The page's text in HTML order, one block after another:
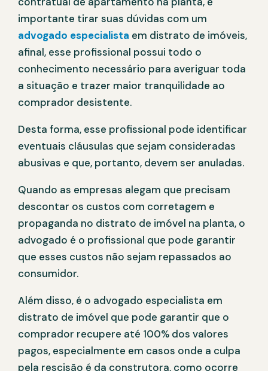
importante tirar suas dúvidas com um
advogado especialista em distrato de imóveis,
afinal, esse profissional possui todo o
conhecimento necessário para averiguar toda
a situação e trazer maior tranquilidade ao
comprador desistente.
Desta forma, esse profissional pode identificar
eventuais cláusulas que sejam consideradas
abusivas e que, portanto, devem ser anuladas.
Quando as empresas alegam que precisam
descontar os custos com corretagem e
propaganda no distrato de imóvel na planta, o
advogado é o profissional que pode garantir
que esses custos não sejam repassados ao
consumidor.
Além disso, é o advogado especialista em
distrato de imóvel que pode garantir que o
comprador recupere até 100% dos valores
pagos, especialmente em casos onde a culpa
pela rescisão é da construtora, como ocorre